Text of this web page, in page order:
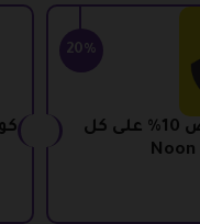
20%
كوبون نون مصر تخفيض 10% على كل